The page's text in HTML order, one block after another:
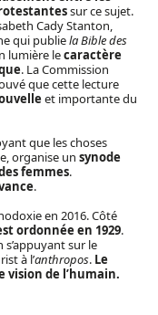
sur ce sujet.
Cady Stanton,
qui publiela Bible des
lumière lecaractère
. La Commission
que cette lecture
et importante du
que les choses
organise un synode
femmes.
.
en 2016. Côté
ordonnée en 1929.
sur le
à l’anthropos. Le
vision de l’humain.